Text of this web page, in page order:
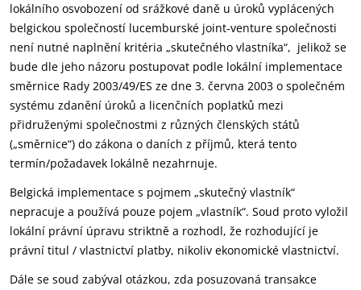
lokálního osvobození od srážkové daně u úroků vyplácených
belgickou společností lucemburské joint-venture společnosti
není nutné naplnění kritéria „skutečného vlastníka“, jelikož se
bude dle jeho názoru postupovat podle lokální implementace
směrnice Rady 2003/49/ES ze dne 3. června 2003 o společném
systému zdanění úroků a licenčních poplatků mezi
přidruženými společnostmi z různých členských států
(„směrnice“) do zákona o daních z příjmů, která tento
termín/požadavek lokálně nezahrnuje.
Belgická implementace s pojmem „skutečný vlastník“
nepracuje a používá pouze pojem „vlastník“. Soud proto vyložil
lokální právní úpravu striktně a rozhodl, že rozhodující je
právní titul / vlastnictví platby, nikoliv ekonomické vlastnictví.
Dále se soud zabýval otázkou, zda posuzovaná transakce